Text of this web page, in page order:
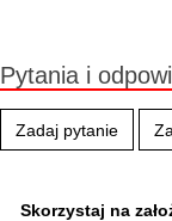
Pytania i
Zadaj pytanie
Skorzystaj na